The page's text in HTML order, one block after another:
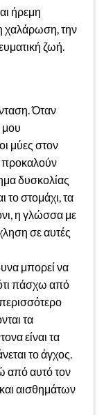
ήρεμη
χαλάρωση, την
ζωή.
Όταν
μου
μύες στον
προκαλούν
δυσκολίας
το στομάχι, τα
η γλώσσα με
σε αυτές
μπορεί να
πάσχω από
τα
είναι τα
το άγχος.
από αυτό τον
αισθημάτων